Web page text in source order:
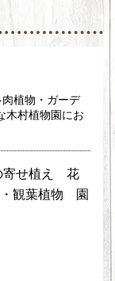
植物・ガーデ
木村植物園にお
せ植え
花
観葉植物
園